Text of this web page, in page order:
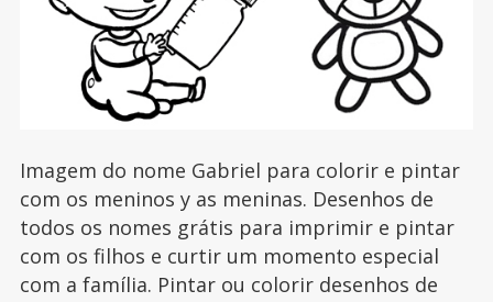
Imagem do nome Gabriel para colorir e pintar
com os meninos y as meninas. Desenhos de
todos os nomes grátis para imprimir e pintar
com os filhos e curtir um momento especial
com a família. Pintar ou colorir desenhos de